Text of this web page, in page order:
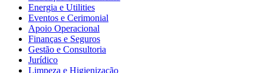
Energia e Utilities
Eventos e Cerimonial
Apoio Operacional
Finanças e Seguros
Gestão e Consultoria
Jurídico
Limpeza e Higienização